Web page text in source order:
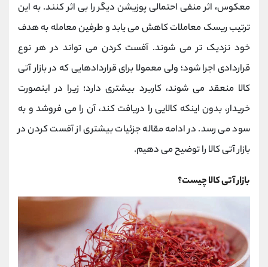
معکوس، اثر منفی احتمالی پوزیشن دیگر را بی اثر کنند. به این
ترتیب ریسک معاملات کاهش می یابد و طرفین معامله به هدف
خود نزدیک تر می شوند. آفست کردن می تواند در هر نوع
قراردادی اجرا شود؛ ولی معمولا برای قراردادهایی که در بازار آتی
کالا منعقد می شوند، کاربرد بیشتری دارد؛ زیرا در اینصورت
خریدار، بدون اینکه کالایی را دریافت کند، آن را می فروشد و به
سود می رسد. در ادامه مقاله جزئیات بیشتری از آفست کردن در
بازار آتی کالا را توضیح می دهیم.
بازار آتی کالا چیست؟